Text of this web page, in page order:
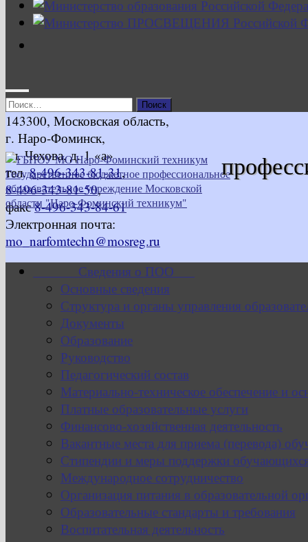
Найти:
143300, Московская область,
г. Наро-Фоминск,
ул. Чехова, д. 1 «а»
тел.8-496-343-81-31,
8-496-343-81-50,
факс8-496-343-84-61
Электронная почта:
mo_narfomtechn@mosreg.ru
Сведения о ПОО
Основные сведения
Структура и органы управления
Документы
Образование
Руководство
Педагогический состав
Материально-техническое обеспечение и
Платные образовательные услуги
Финансово-хозяйственная деятельность
Вакантные места для приема (перевода)
Стипендии и меры поддержки
Международное сотрудничество
Организация питания в образовательной
Образовательные стандарты и требования
Воспитательная деятельность